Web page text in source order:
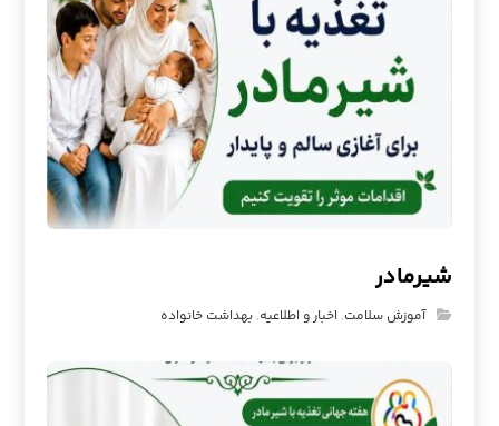
شیرمادر
آموزش سلامت, اخبار و اطلاعیه,بهداشت خانواده